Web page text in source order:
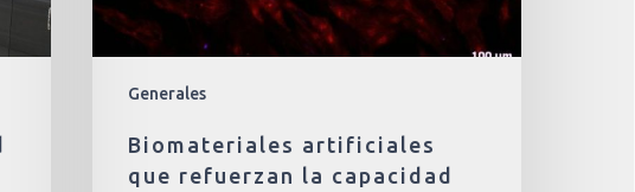
Generales
Biomateriales artificiales
que refuerzan la capacidad